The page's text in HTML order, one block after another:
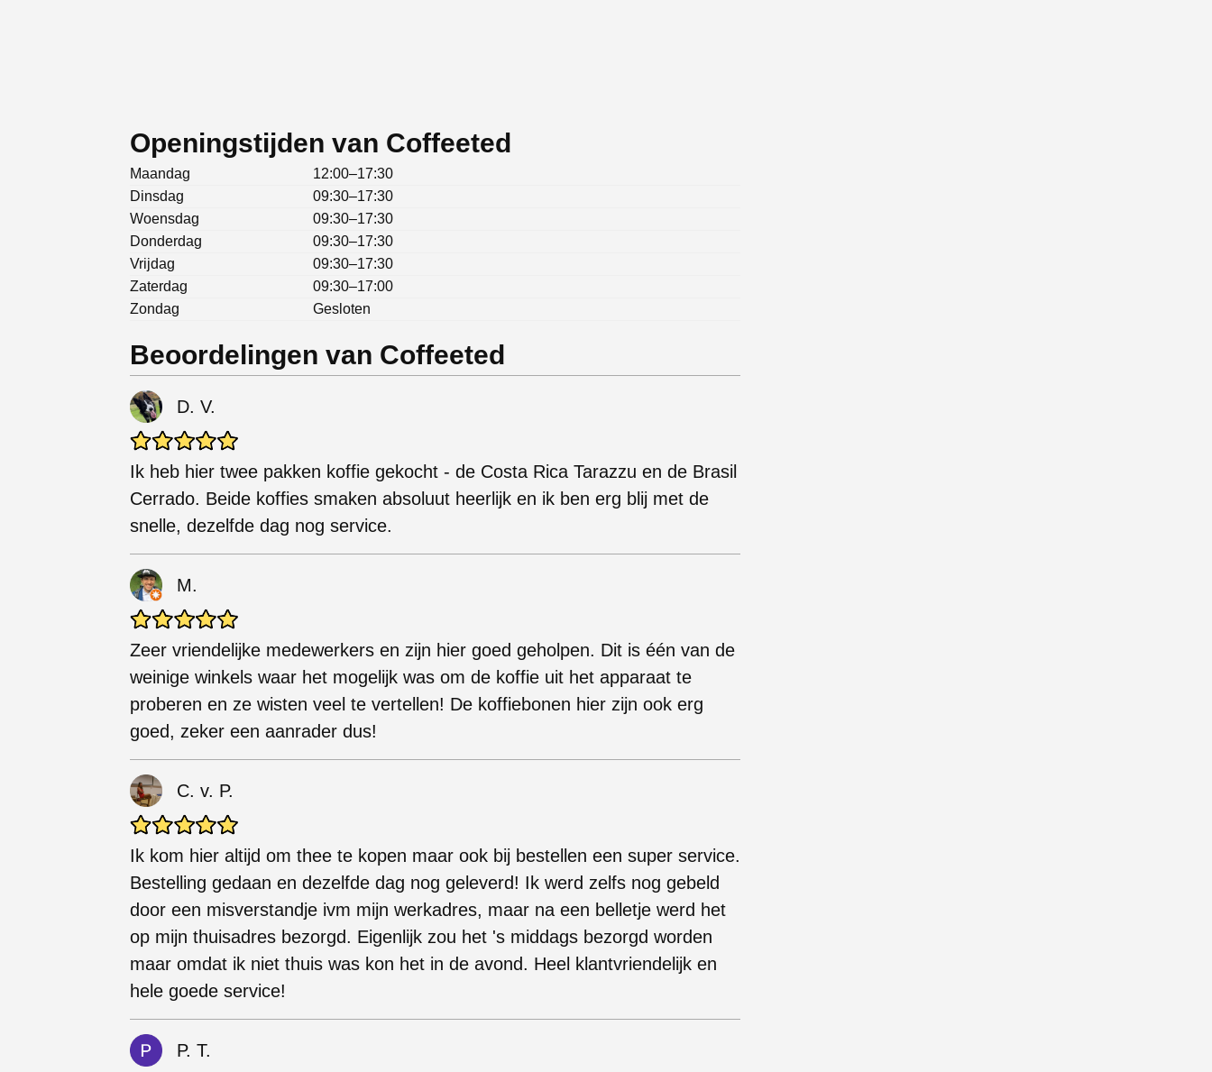
Openingstijden van Coffeeted
Maandag
12:00–17:30
Dinsdag
09:30–17:30
Woensdag
09:30–17:30
Donderdag
09:30–17:30
Vrijdag
09:30–17:30
Zaterdag
09:30–17:00
Zondag
Gesloten
Beoordelingen van Coffeeted
D. V.
Ik heb hier twee pakken koffie gekocht - de Costa Rica Tarazzu en de Brasil
Cerrado. Beide koffies smaken absoluut heerlijk en ik ben erg blij met de
snelle, dezelfde dag nog service.
M.
Zeer vriendelijke medewerkers en zijn hier goed geholpen. Dit is één van de
weinige winkels waar het mogelijk was om de koffie uit het apparaat te
proberen en ze wisten veel te vertellen! De koffiebonen hier zijn ook erg
goed, zeker een aanrader dus!
C. v. P.
Ik kom hier altijd om thee te kopen maar ook bij bestellen een super service.
Bestelling gedaan en dezelfde dag nog geleverd! Ik werd zelfs nog gebeld
door een misverstandje ivm mijn werkadres, maar na een belletje werd het
op mijn thuisadres bezorgd. Eigenlijk zou het 's middags bezorgd worden
maar omdat ik niet thuis was kon het in de avond. Heel klantvriendelijk en
hele goede service!
P. T.